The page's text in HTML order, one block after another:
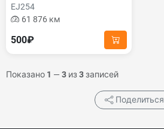
EJ254
61 876 км
500₽
Показано 1 — 3 из3записей
Поделиться